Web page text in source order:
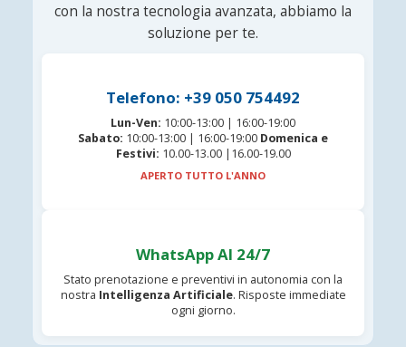
con la nostra tecnologia avanzata, abbiamo la
soluzione per te.
Telefono: +39 050 754492
Lun-Ven: 10:00-13:00 | 16:00-19:00
Sabato: 10:00-13:00 | 16:00-19:00 Domenica e
Festivi: 10.00-13.00 |16.00-19.00
APERTO TUTTO L'ANNO
WhatsApp AI 24/7
Stato prenotazione e preventivi in autonomia con la
nostra Intelligenza Artificiale. Risposte immediate
ogni giorno.